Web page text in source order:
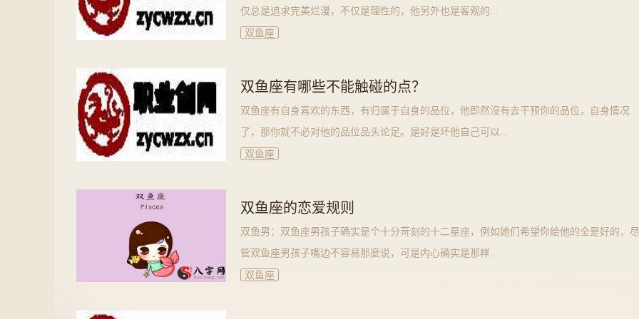
仅总是追求完美烂漫，不仅是理性的，他另外也是客观的...
双鱼座
双鱼座有哪些不能触碰的点？
双鱼座有自身喜欢的东西，有归属于自身的品位，他即然沒有去干预你的品位，自身情况
了，那你就不必对他的品位品头论足。是好是坏他自己可以...
双鱼座
双鱼座的恋爱规则
双鱼男：双鱼座男孩子确实是个十分苛刻的十二星座，例如她们希望你给他的全是好的，尽
管双鱼座男孩子嘴边不容易那麼说，可是内心确实是那样...
双鱼座